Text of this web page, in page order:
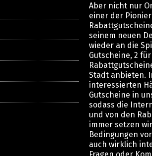
Aber nicht nur
einer der
seinem neuen
wieder an die
Gutscheine, 2
Stadt anbieten.
interessierten
Gutscheine in
sodass die
und von den
immer setzen
Bedingungen
auch wirklich